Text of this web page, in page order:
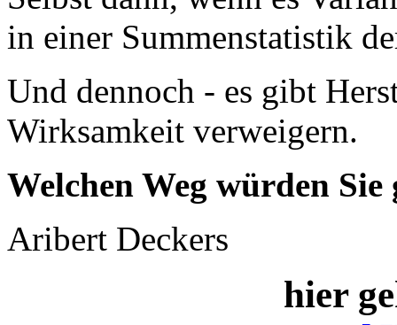
in einer Summenstatistik
Und dennoch - es gibt
Wirksamkeit verweigern.
Welchen Weg würden Sie
Aribert Deckers
hier